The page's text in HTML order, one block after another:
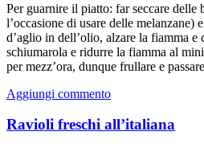
Per guarnire il piatto: far seccare
l’occasione di usare delle melanzane)
d’aglio in dell’olio, alzare la fiamma
schiumarola e ridurre la fiamma al
per mezz’ora, dunque frullare e
Aggiungi commento
Ravioli freschi all’italiana